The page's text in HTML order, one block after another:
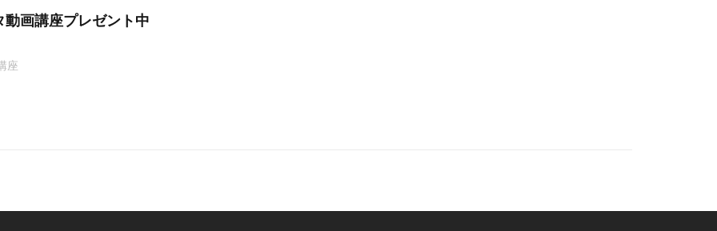
画講座プレゼント中
座